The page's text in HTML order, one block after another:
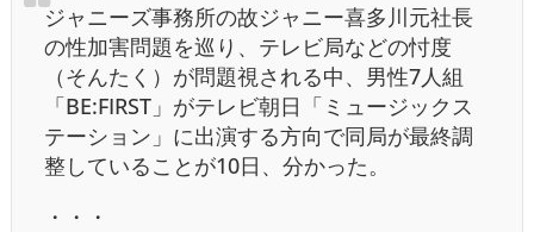
ジャニーズ事務所の故ジャニー喜多川元社長
の性加害問題を巡り、テレビ局などの忖度
（そんたく）が問題視される中、男性7人組
「BE:FIRST」がテレビ朝日「ミュージックス
テーション」に出演する方向で同局が最終調
整していることが10日、分かった。
・・・